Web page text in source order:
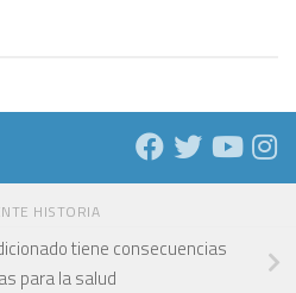
HISTORIA
tiene consecuencias
para la salud